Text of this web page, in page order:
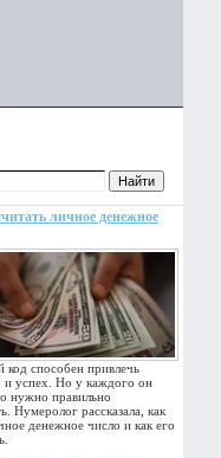
личное денежное
код способен привлечь
и успех. Но у каждого он
нужно правильно
Нумеролог рассказала, как
денежное число и как его